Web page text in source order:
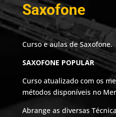
Saxofone
Curso e aulas de Saxofone.
SAXOFONE POPULAR
Curso atualizado com os
métodos disponíveis no
Abrange as diversas